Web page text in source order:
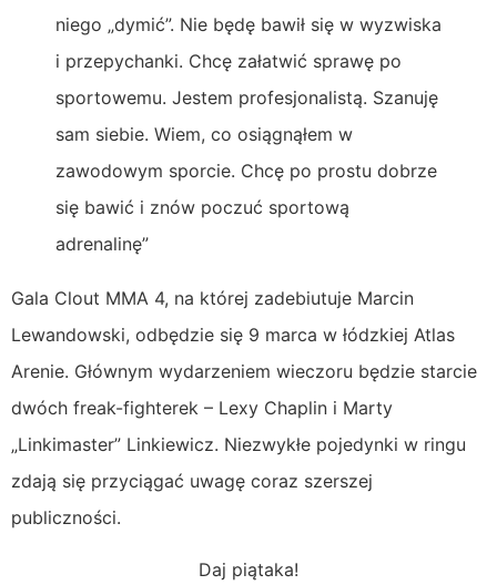
niego „dymić”. Nie będę bawił się w wyzwiska
i przepychanki. Chcę załatwić sprawę po
sportowemu. Jestem profesjonalistą. Szanuję
sam siebie. Wiem, co osiągnąłem w
zawodowym sporcie. Chcę po prostu dobrze
się bawić i znów poczuć sportową
adrenalinę”
Gala Clout MMA 4, na której zadebiutuje Marcin
Lewandowski, odbędzie się 9 marca w łódzkiej Atlas
Arenie. Głównym wydarzeniem wieczoru będzie starcie
dwóch freak-fighterek – Lexy Chaplin i Marty
„Linkimaster” Linkiewicz. Niezwykłe pojedynki w ringu
zdają się przyciągać uwagę coraz szerszej
publiczności.
Daj piątaka!